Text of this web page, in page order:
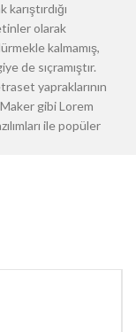
olarak
kalmamış,
de sıçramıştır.
yapraklarının
gibi Lorem
ile popüler